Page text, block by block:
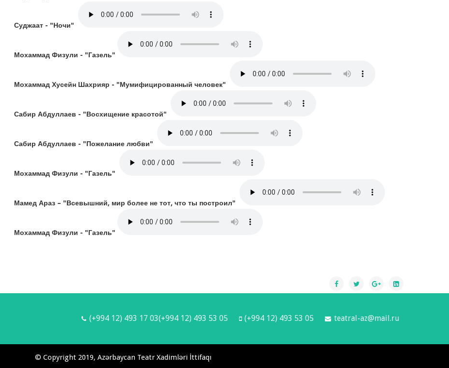
Суджаат - "Ночи"
Мохаммад Физули - "Газель"
Мохаммад Хусейн Шахрияр - "Мумифицированный человек"
Сабир Абдуллаев - "Восхищение красотой"
Сабир Абдуллаев - "Пожелание любви"
Мохаммад Физули - "Газель"
Мамед Араз – "Всевышний, мир более не тот, что ты построил"
Мохаммад Физули - "Газель"
(+994 12) 493 17 03(+994 12) 493 53 05 (+994 12) 493 53 05 teatral-az@mail.ru
© Copyright 2019, Azərbaycan Teatr Xadimləri İttifaqı